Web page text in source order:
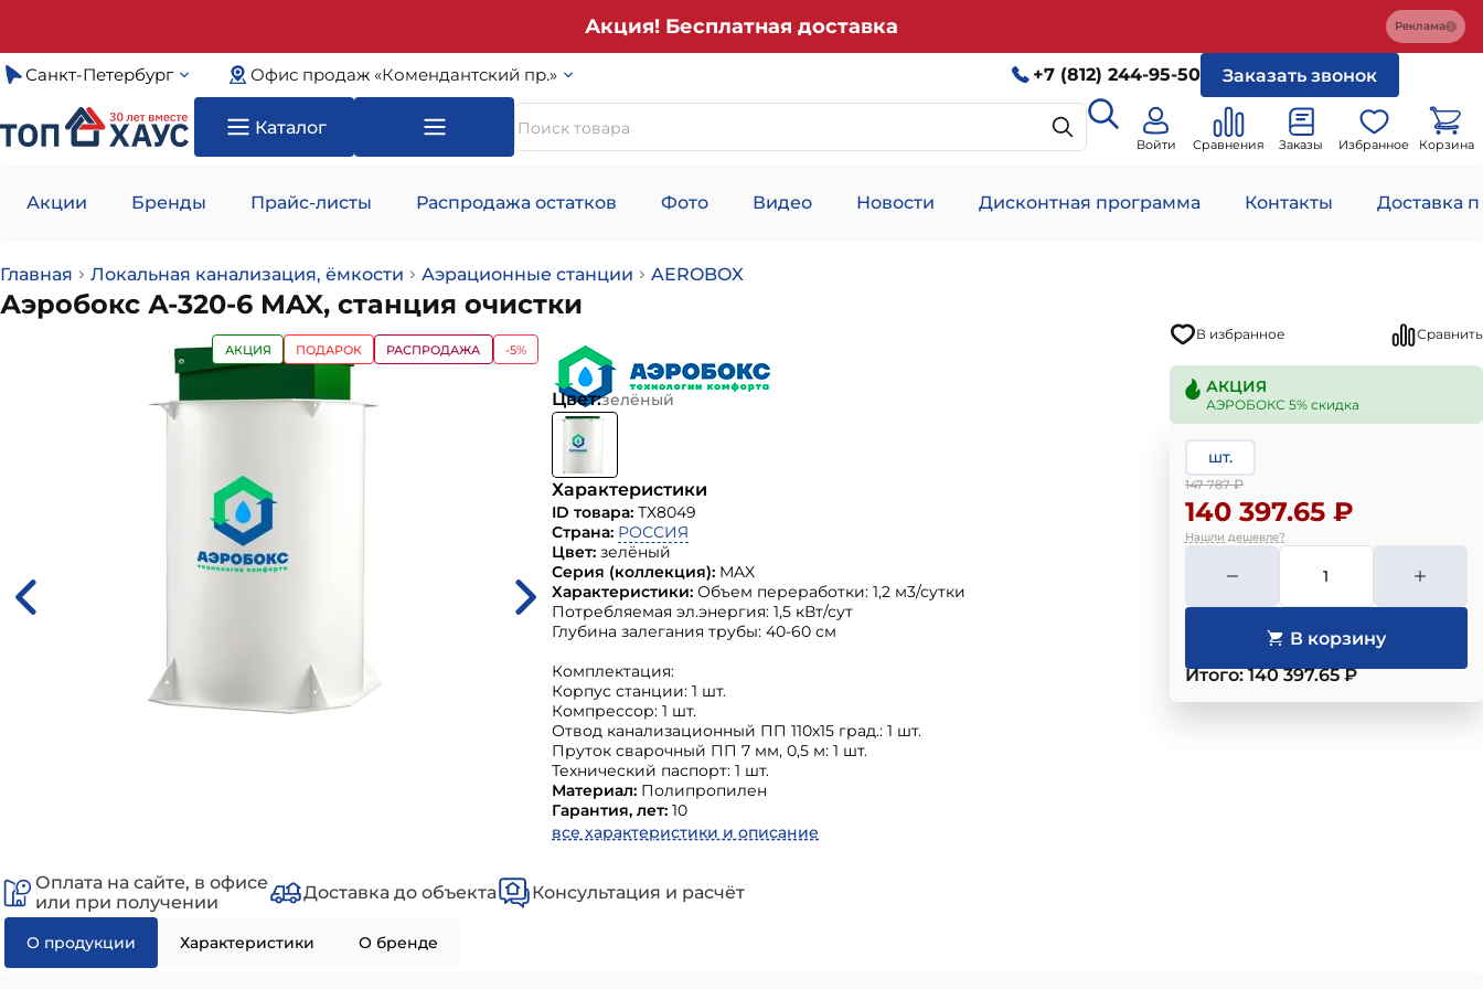
Акция! Бесплатная доставка Реклама
Санкт-Петербург Офис продаж «Комендантский пр.» +7 (812) 244-95-50 Заказать звонок
Каталог
Войти Сравнения Заказы Избранное Корзина
Акции Бренды Прайс-листы Распродажа остатков Фото Видео Новости Дисконтная программа Контакты Доставка
Главная Локальная канализация, ёмкости Аэрационные станции AEROBOX
Аэробокс А-320-6 MAX, станция очистки
В избранное Сравнить
АКЦИЯ ПОДАРОК РАСПРОДАЖА -5%
Цвет:зелёный
Характеристики
ID товара: ТХ8049
Страна: РОССИЯ
Цвет: зелёный
Серия (коллекция): MAX
Характеристики: Объем переработки: 1,2 м3/сутки
Потребляемая эл.энергия: 1,5 кВт/сут
Глубина залегания трубы: 40-60 см
Комплектация:
Корпус станции: 1 шт.
Компрессор: 1 шт.
Отвод канализационный ПП 110х15 град.: 1 шт.
Пруток сварочный ПП 7 мм, 0,5 м: 1 шт.
Технический паспорт: 1 шт.
Материал: Полипропилен
Гарантия, лет: 10
все характеристики и описание
АКЦИЯ
АЭРОБОКС 5% скидка
шт.
147 787₽
140 397.65 ₽
Нашли дешевле?
Итого: 140 397.65 ₽
Оплата на сайте, в офисе
или при получении
Доставка до объекта Консультация и расчёт
О продукции Характеристики О бренде